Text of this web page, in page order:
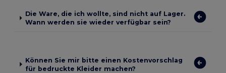
Die Ware, die ich wollte, sind nicht auf Lager.
Wann werden sie wieder verfügbar sein?
Können Sie mir bitte einen Kostenvorschlag
für bedruckte Kleider machen?